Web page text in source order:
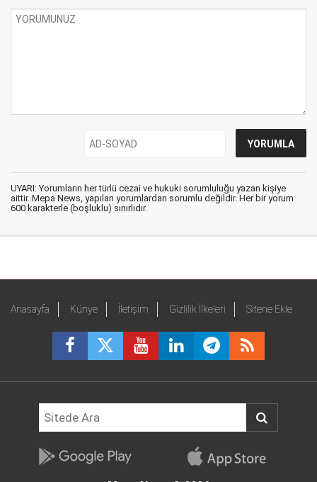
UYARI: Yorumların her türlü cezai ve hukuki sorumluluğu yazan kişiye
aittir. Mepa News, yapılan yorumlardan sorumlu değildir. Her bir yorum
600 karakterle (boşluklu) sınırlıdır.
Anasayfa Künye İletişim Gizlilik İlkeleri Sitene Ekle